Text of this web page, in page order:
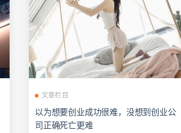
文章栏目
以为想要创业成功很难，没想到创业公
司正确死亡更难